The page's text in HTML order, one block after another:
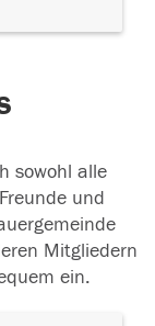
sowohl alle
und
Mitgliedern
ein.